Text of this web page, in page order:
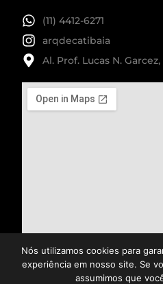
(11) 4412-6271
arqdecatibaia
Al. Prof. Lucas N.
Nós utilizamos cookies para
experiência em nosso site. Se
assumimos que